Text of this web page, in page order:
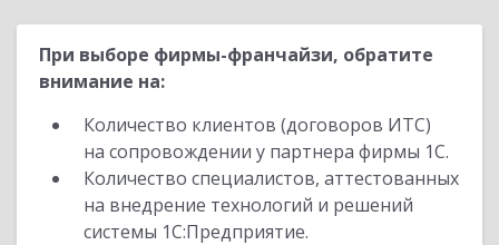
При выборе фирмы-франчайзи, обратите
внимание на:
Количество клиентов (договоров ИТС)
на сопровождении у партнера фирмы 1С.
Количество специалистов, аттестованных
на внедрение технологий и решений
системы 1С:Предприятие.